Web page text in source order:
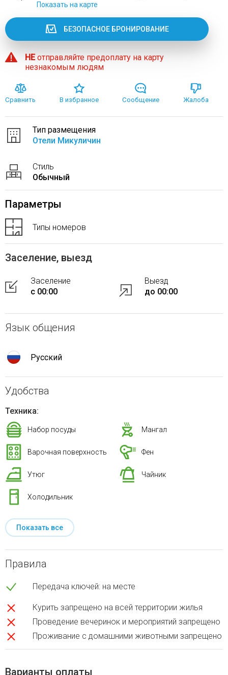
Показать на карте
БЕЗОПАСНОЕ БРОНИРОВАНИЕ
НЕотправляйте предоплату на карту
незнакомым людям
Сравнить В избранное Сообщение Жалоба
Тип размещения
Отели Микуличин
Стиль
Обычный
Параметры
Типы номеров
Заселение, выезд
Заселение
с 00:00
Выезд
до 00:00
Язык общения
Русский
Удобства
Техника:
Набор посуды Мангал
Варочная поверхность Фен
Утюг Чайник
Холодильник
Показать все
Правила
Передача ключей: на месте
Курить запрещено на всей территории жилья
Проведение вечеринок и мероприятий запрещено
Проживание с домашними животными запрещено
Варианты оплаты